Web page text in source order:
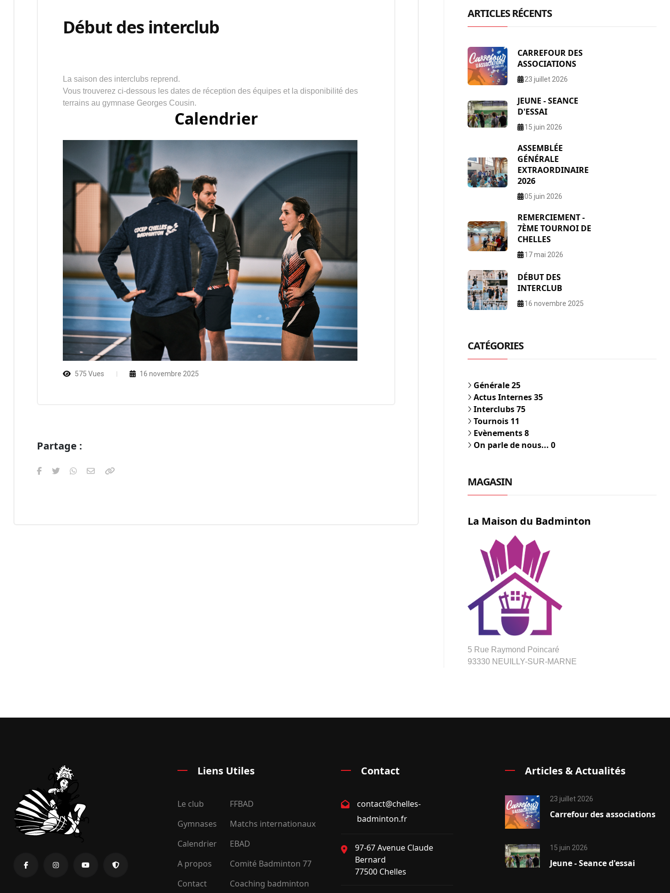
Début des interclub
La saison des interclubs reprend.
Vous trouverez ci-dessous les dates de réception des équipes et la disponibilité des
terrains au gymnase Georges Cousin.
Calendrier
575 Vues 16 novembre 2025
Partage :
ARTICLES RÉCENTS
CARREFOUR DES
ASSOCIATIONS
23 juillet 2026
JEUNE - SEANCE
D'ESSAI
15 juin 2026
ASSEMBLÉE
GÉNÉRALE
EXTRAORDINAIRE
2026
05 juin 2026
REMERCIEMENT -
7ÈME TOURNOI DE
CHELLES
17 mai 2026
DÉBUT DES
INTERCLUB
16 novembre 2025
CATÉGORIES
Générale25
Actus Internes35
Interclubs75
Tournois 11
Evènements8
On parle de nous... 0
MAGASIN
La Maison du Badminton
5 Rue Raymond Poincaré
93330 NEUILLY-SUR-MARNE
Liens Utiles
Le club
Gymnases
Calendrier
A propos
Contact
FFBAD
Matchs internationaux
EBAD
Comité Badminton 77
Coaching badminton
Contact
contact@chelles-
badminton.fr
97-67 Avenue Claude
Bernard
77500 Chelles
Articles & Actualités
23 juillet 2026
Carrefour des associations
15 juin 2026
Jeune - Seance d'essai